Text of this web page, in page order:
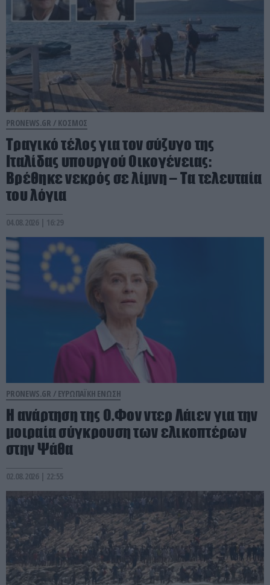
PRONEWS.GR / ΚΟΣΜΟΣ
Τραγικό τέλος για τον σύζυγο της
Ιταλίδας υπουργού Οικογένειας:
Βρέθηκε νεκρός σε λίμνη – Τα τελευταία
του λόγια
04.08.2026 | 16:29
PRONEWS.GR / ΕΥΡΩΠΑΪΚΗ ΕΝΩΣΗ
Η ανάρτηση της Ο.Φον ντερ Λάιεν για την
μοιραία σύγκρουση των ελικοπτέρων
στην Ψάθα
02.08.2026 | 22:55